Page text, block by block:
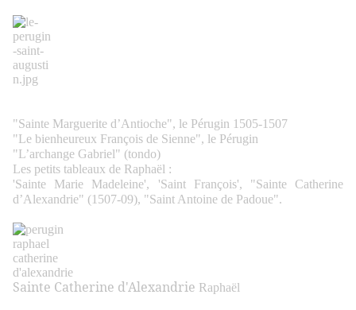
"Sainte Marguerite d’Antioche", le Pérugin 1505-1507
"Le bienheureux François de Sienne", le Pérugin
"L’archange Gabriel" (tondo)
Les petits tableaux de Raphaël :
'Sainte Marie Madeleine', 'Saint François', "Sainte Catherine
d’Alexandrie" (1507-09), "Saint Antoine de Padoue".
Sainte Catherine d'Alexandrie Raphaël